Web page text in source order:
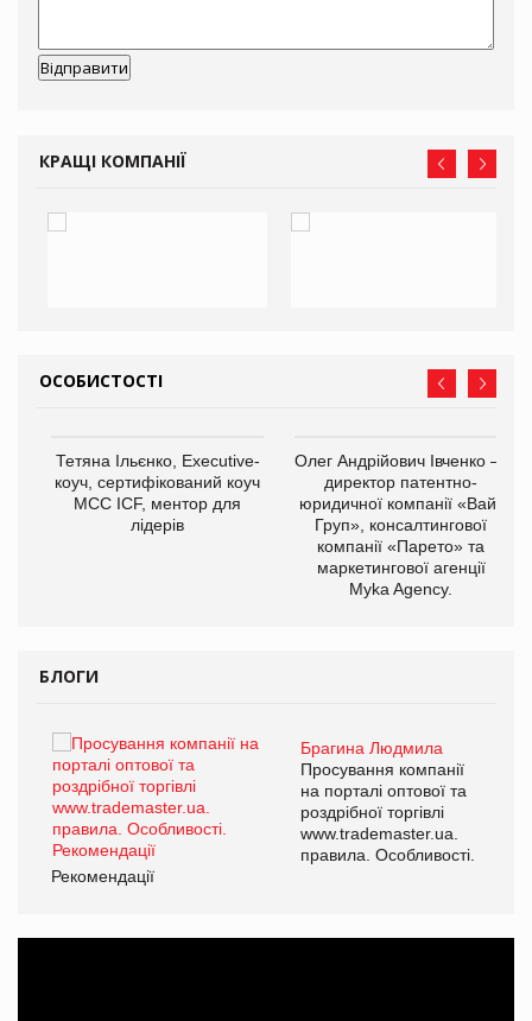
КРАЩІ КОМПАНІЇ
ОСОБИСТОСТІ
Тетяна Ільєнко, Executive-
коуч, сертифікований коуч
МСС ICF, ментор для
лідерів
Олег Андрійович Івченко —
директор патентно-
юридичної компанії «Вайз
Груп», консалтингової
компанії «Парето» та
маркетингової агенції
Myka Agency.
БЛОГИ
Брагина Людмила
Просування компанії
на порталі оптової та
роздрібної торгівлі
www.trademaster.ua.
правила. Особливості.
Рекомендації